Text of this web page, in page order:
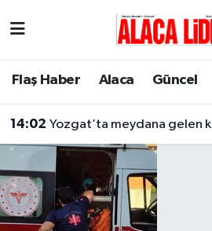
Flaş Haber Alaca Güncel
14:02 Yozgat’ta meydana gelen kazada
Çorum Nöbetçi Eczaneler
Çorum Trafik Yoğunluk
Süper Lig Puan Durumu ve